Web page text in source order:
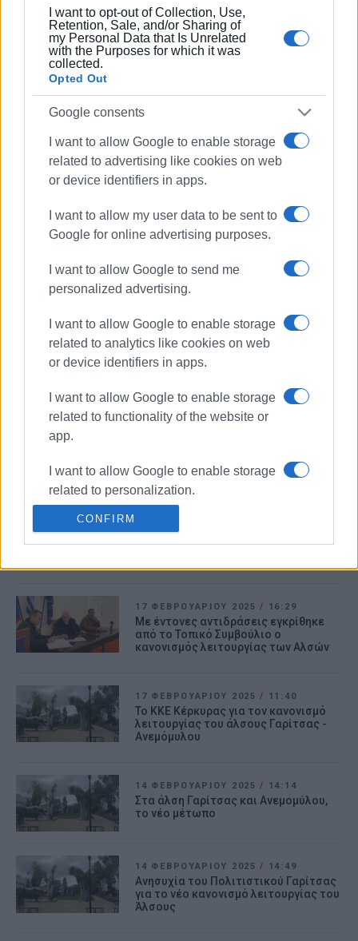
I want to opt-out of Collection, Use,
Retention, Sale, and/or Sharing of
my Personal Data that Is Unrelated
with the Purposes for which it was
collected.
Opted Out
Google consents
I want to allow Google to enable storage
related to advertising like cookies on web
or device identifiers in apps.
I want to allow my user data to be sent to
Google for online advertising purposes.
I want to allow Google to send me
personalized advertising.
I want to allow Google to enable storage
related to analytics like cookies on web
or device identifiers in apps.
I want to allow Google to enable storage
related to functionality of the website or
app.
I want to allow Google to enable storage
related to personalization.
I want to allow Google to enable storage
related to security, including
CONFIRM
11 ΙΟΥΝΊΟΥ 2025
Πολιτιστικός Γαρίτσας «Το Άλσος»:
"Η “επιστημονική” αερολογία του
Δημάρχου φέρνει την επιστολή της Δ/
νσης Δασών"
08 ΙΟΥΝΊΟΥ 2025
«Απαράδεκτες και Προκλητικές
Δηλώσεις Πουλημένου για το Άλσος
Γαρίτσας – Ανεμόμυλου»
09 ΑΠΡΙΛΊΟΥ 2025 /12:27
Πολιτιστικός Γαρίτσας «Το Άλσος»:
Πρωτοφανής ασυδοσία στο δημόσιο
Ανησυχία Συλλόγου Μόνιμων
Κατοίκων Παλαιάς Πόλης για τη
μείωση κοινόχρηστων χώρων στα
12 ΜΑΡΤΊΟΥ 2025 /10:17
Πουλημένος: Ο Κανονισμός
08 ΜΑΡΤΊΟΥ 2025
στον υπερδιπλασιασμό τ.μ. στα
καταστήματα υγειονομικού
17 ΦΕΒΡΟΥΑΡΊΟΥ 2025/ 16:29
Με έντονες αντιδράσεις εγκρίθηκε
από το Τοπικό Συμβούλιο ο
κανονισμός λειτουργίας των Αλσών
17 ΦΕΒΡΟΥΑΡΊΟΥ 2025/ 11:40
Το ΚΚΕ Κέρκυρας για τον κανονισμό
λειτουργίας του άλσους Γαρίτσας -
Ανεμόμυλου
14 ΦΕΒΡΟΥΑΡΊΟΥ 2025/ 14:14
Στα άλση Γαρίτσας και Ανεμομύλου,
το νέο μέτωπο
14 ΦΕΒΡΟΥΑΡΊΟΥ 2025/ 14:49
Ανησυχία του Πολιτιστικού Γαρίτσας
για το νέο κανονισμό λειτουργίας του
Άλσους